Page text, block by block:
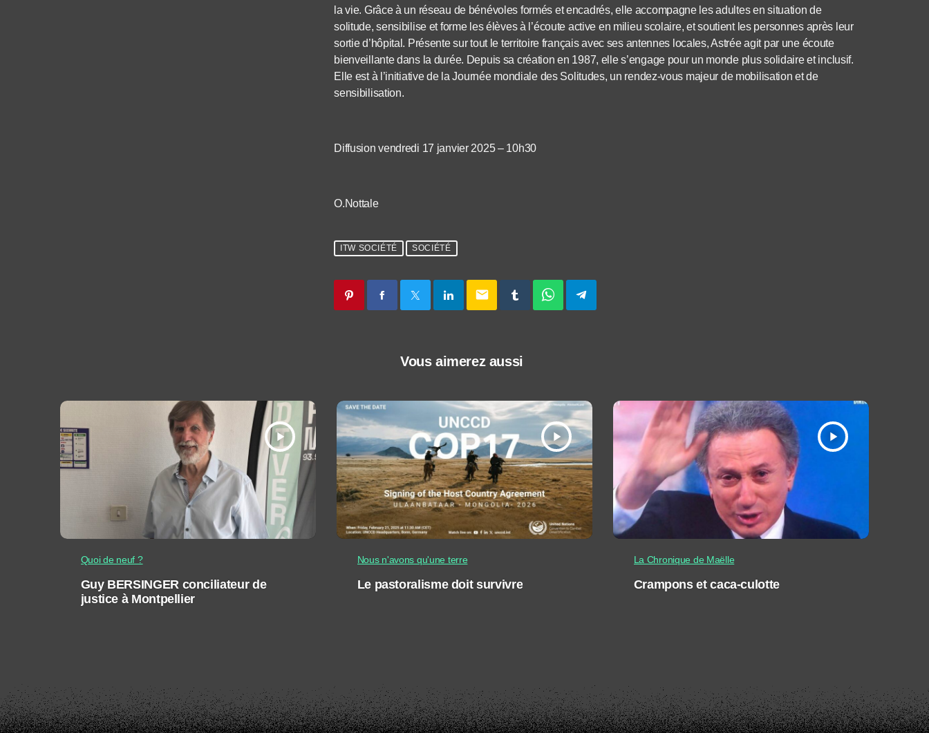
la vie. Grâce à un réseau de bénévoles formés et encadrés, elle accompagne les adultes en situation de
solitude, sensibilise et forme les élèves à l’écoute active en milieu scolaire, et soutient les personnes après leur
sortie d’hôpital. Présente sur tout le territoire français avec ses antennes locales, Astrée agit par une écoute
bienveillante dans la durée. Depuis sa création en 1987, elle s’engage pour un monde plus solidaire et inclusif.
Elle est à l’initiative de la Journée mondiale des Solitudes, un rendez-vous majeur de mobilisation et de
sensibilisation.
Diffusion vendredi 17 janvier 2025 – 10h30
O.Nottale
ITW SOCIÉTÉ SOCIÉTÉ
email
Vous aimerez aussi
play_arrow
Quoi de neuf ?
Guy BERSINGER conciliateur de
justice à Montpellier
play_arrow
Nous n'avons qu'une terre
Le pastoralisme doit survivre
play_arrow
La Chronique de Maëlle
Crampons et caca-culotte